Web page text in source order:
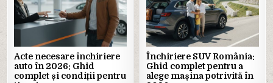
Acte necesare închiriere
auto în 2026: Ghid
complet și condiții pentru
Închiriere SUV România:
Ghid complet pentru a
alege mașina potrivită în